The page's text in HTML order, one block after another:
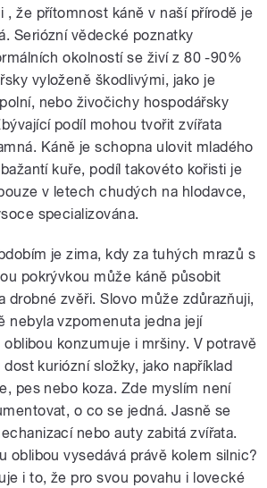
, že přítomnost káně v naší přírodě je
Seriózní vědecké poznatky
okolností se živí z 80 -90%
vyloženě škodlivými, jako je
nebo živočichy hospodářsky
podíl mohou tvořit zvířata
Káně je schopna ulovit mladého
kuře, podíl takovéto kořisti je
v letech chudých na hlodavce,
specializována.
je zima, kdy za tuhých mrazů s
pokrývkou může káně působit
drobné zvěři. Slovo může zdůrazňuji,
nebyla vzpomenuta jedna její
konzumuje i mršiny. V potravě
kuriózní složky, jako například
pes nebo koza. Zde myslím není
o co se jedná. Jasně se
nebo auty zabitá zvířata.
oblibou vysedává právě kolem silnic?
i to, že pro svou povahu i lovecké